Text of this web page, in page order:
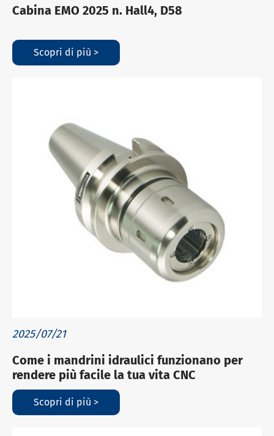
Cabina EMO 2025 n. Hall4, D58
Scopri di più >
2025/07/21
Come i mandrini idraulici funzionano per
rendere più facile la tua vita CNC
Scopri di più >